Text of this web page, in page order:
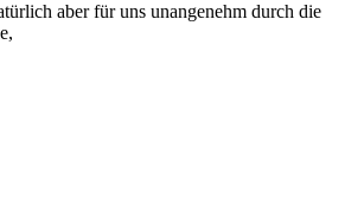
aber für uns unangenehm durch die